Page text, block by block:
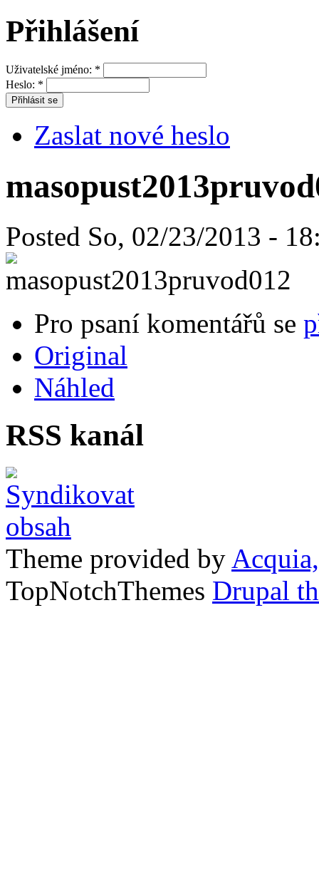
Přihlášení
Uživatelské jméno: *
Heslo: *
Zaslat nové heslo
Posted So, 02/23/2013 -
Pro psaní komentářů se
Original
Náhled
RSS kanál
Theme provided by
TopNotchThemes Drupal